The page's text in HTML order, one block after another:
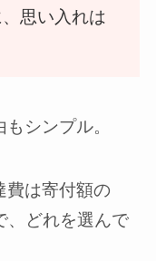
、思い入れは
シンプル。
費は寄付額の
、どれを選んで